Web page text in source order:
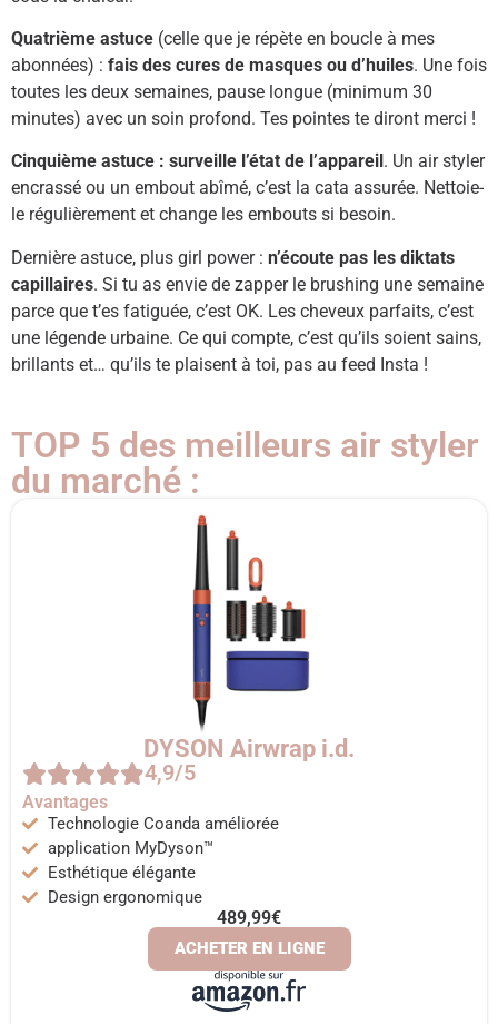
Quatrième astuce (celle que je répète en boucle à mes
abonnées) : fais des cures de masques ou d’huiles. Une fois
toutes les deux semaines, pause longue (minimum 30
minutes) avec un soin profond. Tes pointes te diront merci !
Cinquième astuce : surveille l’état de l’appareil . Un air styler
encrassé ou un embout abîmé, c’est la cata assurée. Nettoie-
le régulièrement et change les embouts si besoin.
Dernière astuce, plus girl power : n’écoute pas les diktats
capillaires. Si tu as envie de zapper le brushing une semaine
parce que t’es fatiguée, c’est OK. Les cheveux parfaits, c’est
une légende urbaine. Ce qui compte, c’est qu’ils soient sains,
brillants et… qu’ils te plaisent à toi, pas au feed Insta !
TOP 5 des meilleurs air styler
du marché :
DYSON Airwrap i.d.
4,9/5
Avantages
Technologie Coanda améliorée
application MyDyson™
Esthétique élégante
Design ergonomique
489,99€
ACHETER EN LIGNE